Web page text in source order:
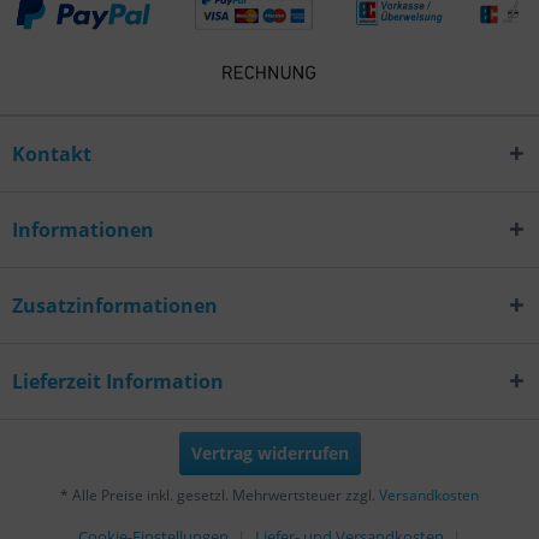
Kontakt
Informationen
Zusatzinformationen
Lieferzeit Information
Vertrag widerrufen
* Alle Preise inkl. gesetzl. Mehrwertsteuer zzgl. Versandkosten